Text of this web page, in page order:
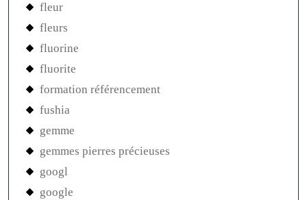
fleur
fleurs
fluorine
fluorite
formation référencement
fushia
gemme
gemmes pierres précieuses
googl
google